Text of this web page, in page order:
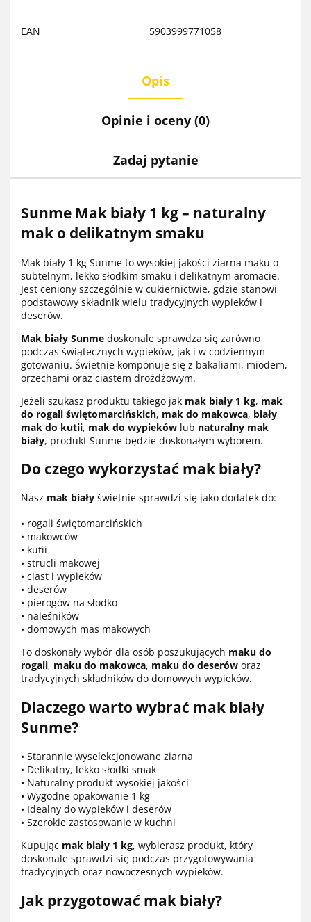
EAN 5903999771058
Opis
Opinie i oceny (0)
Zadaj pytanie
Sunme Mak biały 1 kg – naturalny
mak o delikatnym smaku
Mak biały 1 kg Sunme to wysokiej jakości ziarna maku o
subtelnym, lekko słodkim smaku i delikatnym aromacie.
Jest ceniony szczególnie w cukiernictwie, gdzie stanowi
podstawowy składnik wielu tradycyjnych wypieków i
deserów.
Mak biały Sunme doskonale sprawdza się zarówno
podczas świątecznych wypieków, jak i w codziennym
gotowaniu. Świetnie komponuje się z bakaliami, miodem,
orzechami oraz ciastem drożdżowym.
Jeżeli szukasz produktu takiego jak mak biały 1 kg, mak
do rogali świętomarcińskich, mak do makowca, biały
mak do kutii, mak do wypieków lub naturalny mak
biały, produkt Sunme będzie doskonałym wyborem.
Do czego wykorzystać mak biały?
Nasz mak biały świetnie sprawdzi się jako dodatek do:
• rogali świętomarcińskich
• makowców
• kutii
• strucli makowej
• ciast i wypieków
• deserów
• pierogów na słodko
• naleśników
• domowych mas makowych
To doskonały wybór dla osób poszukujących maku do
rogali, maku do makowca, maku do deserów oraz
tradycyjnych składników do domowych wypieków.
Dlaczego warto wybrać mak biały
Sunme?
• Starannie wyselekcjonowane ziarna
• Delikatny, lekko słodki smak
• Naturalny produkt wysokiej jakości
• Wygodne opakowanie 1 kg
• Idealny do wypieków i deserów
• Szerokie zastosowanie w kuchni
Kupując mak biały 1 kg, wybierasz produkt, który
doskonale sprawdzi się podczas przygotowywania
tradycyjnych oraz nowoczesnych wypieków.
Jak przygotować mak biały?